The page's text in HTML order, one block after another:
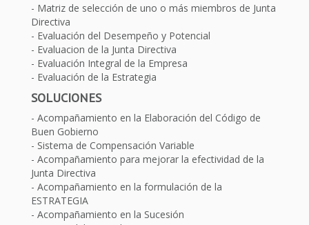
Matriz de selección de uno o más miembros de Junta
Directiva
Evaluación del Desempeño y Potencial
Evaluacion de la Junta Directiva
Evaluación Integral de la Empresa
Evaluación de la Estrategia
SOLUCIONES
Acompañamiento en la Elaboración del Código de
Buen Gobierno
Sistema de Compensación Variable
Acompañamiento para mejorar la efectividad de la
Junta Directiva
Acompañamiento en la formulación de la
ESTRATEGIA
Acompañamiento en la Sucesión